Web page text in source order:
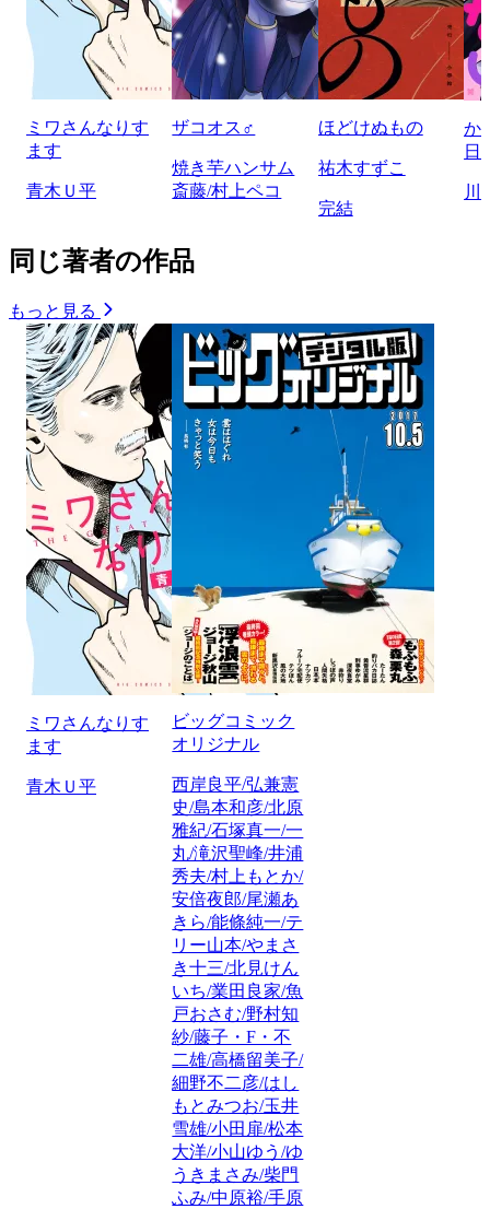
ミワさんなりす
ます
青木Ｕ平
ザコオス♂
焼き芋ハンサム
斎藤/村上ペコ
ほどけぬもの
祐木すずこ
完結
か
日
川
同じ著者の作品
もっと見る
ミワさんなりす
ます
青木Ｕ平
ビッグコミック
オリジナル
西岸良平/弘兼憲
史/島本和彦/北原
雅紀/石塚真一/一
丸/滝沢聖峰/井浦
秀夫/村上もとか/
安倍夜郎/尾瀬あ
きら/能條純一/テ
リー山本/やまさ
き十三/北見けん
いち/業田良家/魚
戸おさむ/野村知
紗/藤子・F・不
二雄/高橋留美子/
細野不二彦/はし
もとみつお/玉井
雪雄/小田扉/松本
大洋/小山ゆう/ゆ
うきまさみ/柴門
ふみ/中原裕/手原